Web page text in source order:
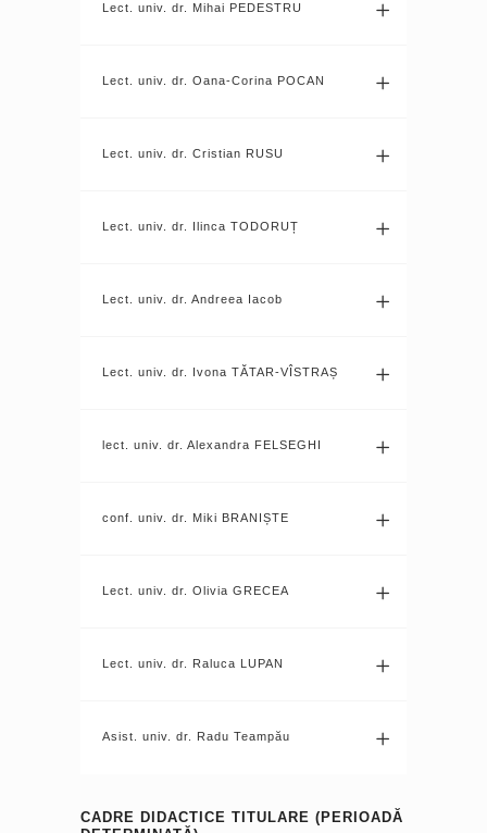
Lect. univ. dr. Mihai PEDESTRU
Lect. univ. dr. Oana-Corina POCAN
Lect. univ. dr. Cristian RUSU
Lect. univ. dr. Ilinca TODORUȚ
Lect. univ. dr. Andreea Iacob
Lect. univ. dr. Ivona TĂTAR-VÎSTRAȘ
lect. univ. dr. Alexandra FELSEGHI
conf. univ. dr. Miki BRANIȘTE
Lect. univ. dr. Olivia GRECEA
Lect. univ. dr. Raluca LUPAN
Asist. univ. dr. Radu Teampău
CADRE DIDACTICE TITULARE (PERIOADĂ